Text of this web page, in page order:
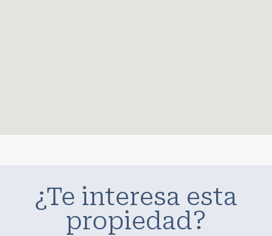
¿Te interesa esta
propiedad?